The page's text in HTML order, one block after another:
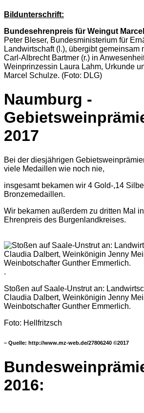
Bildunterschrift:
Bundesehrenpreis für Weingut
Peter Bleser, Bundesministerium für
Landwirtschaft (l.), übergibt gemeinsam
Carl-Albrecht Bartmer (r.) in
Weinprinzessin Laura Lahm, Urkunde
Marcel Schulze. (Foto: DLG)
Naumburg -
2017
Bei der diesjährigen
viele Medaillen wie noch nie,
insgesamt bekamen wir 4 Gold-,14
Bronzemedaillen.
Wir bekamen außerdem zu dritten Mal
Ehrenpreis des Burgenlandkreises.
.
Stoßen auf Saale-Unstrut an:
Claudia Dalbert, Weinkönigin Jenny
Weinbotschafter Gunther Emmerlich.
Foto: Hellfritzsch
– Quelle: http://www.mz-web.de/27806240 ©2017
2016: